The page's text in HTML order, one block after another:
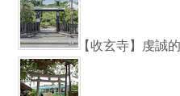
【收玄寺】虔誠